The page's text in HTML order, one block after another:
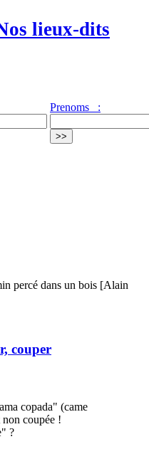
lieux-dits
Prenoms :
percé dans un bois [Alain
couper
copada" (came
non coupée !
?